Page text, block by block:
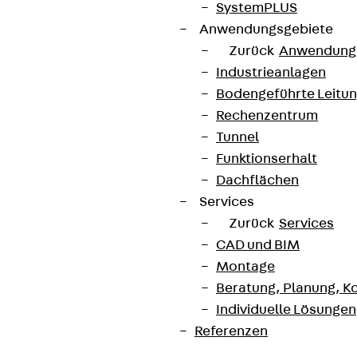
SystemPLUS
Anwendungsgebiete
Zurück
Industrieanlagen
Bodengeführte
Rechenzentrum
Tunnel
Funktionserhalt
Dachflächen
Services
Zurück Services
CAD und BIM
Montage
Beratung, Planung,
Individuelle Lösungen
Referenzen